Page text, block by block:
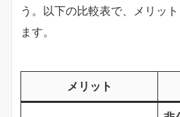
う。以下の比較表で、メリッ
ます。
メリット